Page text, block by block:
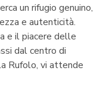
un rifugio genuino,
e autenticità.
e il piacere delle
dal centro di
Rufolo, vi attende